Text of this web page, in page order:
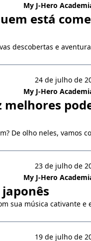
My J-Hero
está
descobertas e
24 de julho de
My J-Hero
De olho neles, vamos
23 de julho de
My J-Hero
sua música cativante e
19 de julho de